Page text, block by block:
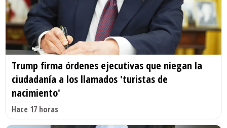
Trump firma órdenes ejecutivas que niegan la
ciudadanía a los llamados 'turistas de
nacimiento'
Hace 17 horas